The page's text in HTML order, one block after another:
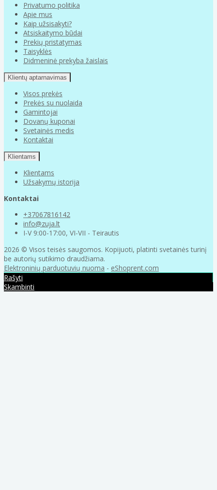
Privatumo politika
Apie mus
Kaip užsisakyti?
Atsiskaitymo būdai
Prekių pristatymas
Taisyklės
Didmeninė prekyba žaislais
Klientų aptarnavimas
Visos prekės
Prekės su nuolaida
Gamintojai
Dovanų kuponai
Svetainės medis
Kontaktai
Klientams
Klientams
Užsakymų istorija
Kontaktai
+37067816142
info@zuja.lt
I-V 9:00-17:00, VI-VII - Teirautis
2026 © Visos teisės saugomos. Kopijuoti, platinti svetainės turinį
be autorių sutikimo draudžiama.
Elektroninių parduotuvių nuoma - eShoprent.com
Rašyti
Skambinti